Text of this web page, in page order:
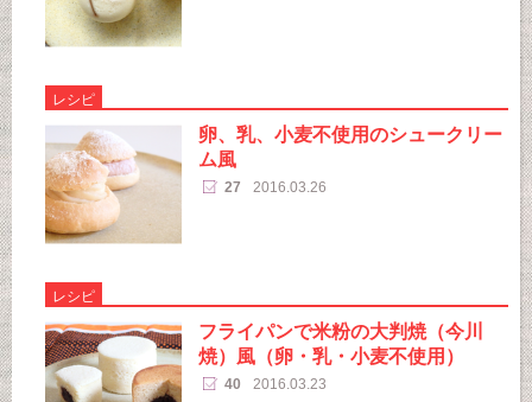
レシピ
卵、乳、小麦不使用のシュークリー
ム風
27 2016.03.26
レシピ
フライパンで米粉の大判焼（今川
焼）風（卵・乳・小麦不使用）
40 2016.03.23